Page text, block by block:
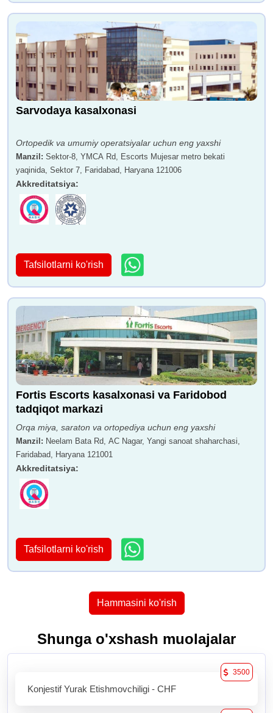
Sarvodaya kasalxonasi
Ortopedik va umumiy operatsiyalar uchun eng yaxshi
Manzil : Sektor-8, YMCA Rd, Escorts Mujesar metro bekati
yaqinida, Sektor 7, Faridabad, Haryana 121006
Akkreditatsiya:
Tafsilotlarni ko'rish
Fortis Escorts kasalxonasi va Faridobod
tadqiqot markazi
Orqa miya, saraton va ortopediya uchun eng yaxshi
Manzil : Neelam Bata Rd, AC Nagar, Yangi sanoat shaharchasi,
Faridabad, Haryana 121001
Akkreditatsiya:
Tafsilotlarni ko'rish
Hammasini ko'rish
Shunga o'xshash muolajalar
Konjestif Yurak Etishmovchiligi - CHF
3500